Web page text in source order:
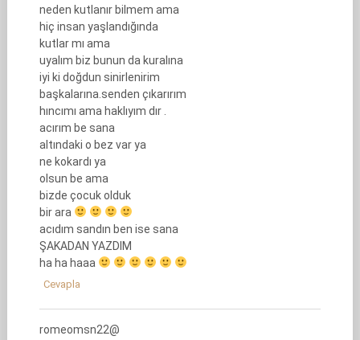
neden kutlanır bilmem ama
hiç insan yaşlandığında
kutlar mı ama
uyalım biz bunun da kuralına
iyi ki doğdun sinirlenirim
başkalarına.senden çıkarırım
hıncımı ama haklıyım dır .
acırım be sana
altındaki o bez var ya
ne kokardı ya
olsun be ama
bizde çocuk olduk
bir ara
acıdım sandın ben ise sana
ŞAKADAN YAZDIM
ha ha haaa
Cevapla
romeomsn22@